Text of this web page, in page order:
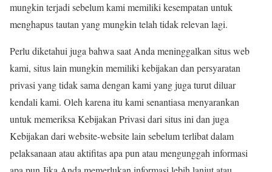
mungkin terjadi sebelum kami memiliki kesempatan untuk
menghapus tautan yang mungkin telah tidak relevan lagi.
Perlu diketahui juga bahwa saat Anda meninggalkan situs web
kami, situs lain mungkin memiliki kebijakan dan persyaratan
privasi yang tidak sama dengan kami yang juga turut diluar
kendali kami. Oleh karena itu kami senantiasa menyarankan
untuk memeriksa Kebijakan Privasi dari situs ini dan juga
Kebijakan dari website-website lain sebelum terlibat dalam
pelaksanaan atau aktifitas apa pun atau mengunggah informasi